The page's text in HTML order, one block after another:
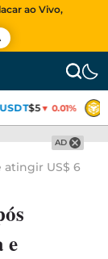
ao Vivo,
$5▼ 0.01%
AD
atingir US$ 6
e